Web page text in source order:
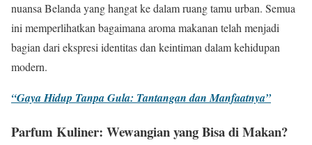
nuansa Belanda yang hangat ke dalam ruang tamu urban. Semua
ini memperlihatkan bagaimana aroma makanan telah menjadi
bagian dari ekspresi identitas dan keintiman dalam kehidupan
modern.
“Gaya Hidup Tanpa Gula: Tantangan dan Manfaatnya”
Parfum Kuliner: Wewangian yang Bisa di Makan?